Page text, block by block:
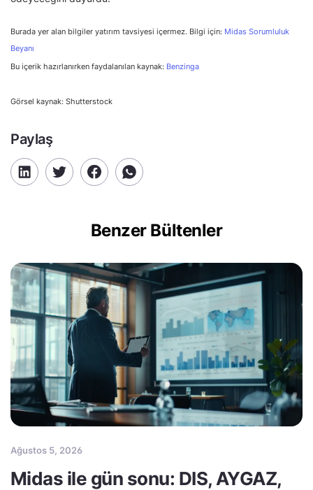
Burada yer alan bilgiler yatırım tavsiyesi içermez. Bilgi için: Midas Sorumluluk
Beyanı
Bu içerik hazırlanırken faydalanılan kaynak: Benzinga
Görsel kaynak: Shutterstock
Paylaş
Benzer Bültenler
Ağustos 5, 2026
Midas ile gün sonu: DIS, AYGAZ,